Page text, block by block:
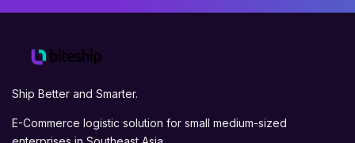
Ship Better and Smarter.
E-Commerce logistic solution for small medium-sized